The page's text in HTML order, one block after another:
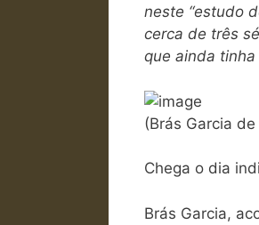
neste “estudo
cerca de três
que ainda tinha
(Brás Garcia
Chega o dia
Brás Garcia,